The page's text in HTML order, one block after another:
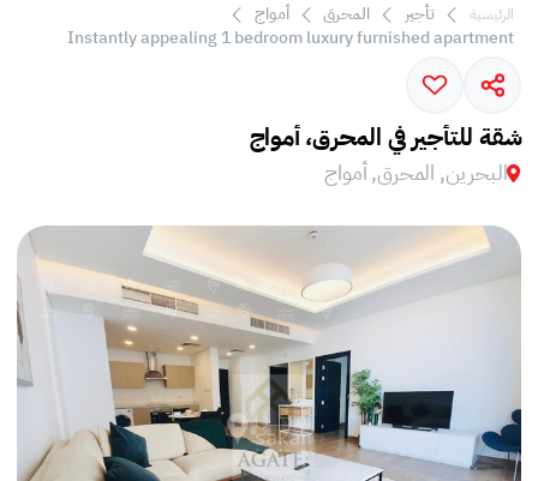
الرئيسية تأجير المحرق
أمواج
Instantly appealing 1 bedroom luxury furnished apartment
شقة للتأجير في المحرق، أمواج
البحرين, المحرق, أمواج